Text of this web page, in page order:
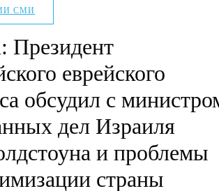
СМИ
Президент
еврейского
обсудил с
дел Израиля
и проблемы
страны